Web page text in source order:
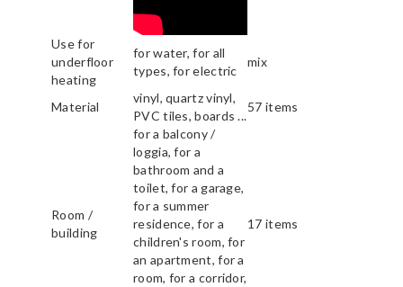
Use for
underfloor
heating
for water, for all
types, for electric
mix
Material
vinyl, quartz vinyl,
PVC tiles, boards ...
57 items
Room /
building
for a balcony /
loggia, for a
bathroom and a
toilet, for a garage,
for a summer
residence, for a
children's room, for
an apartment, for a
room, for a corridor,
17 items